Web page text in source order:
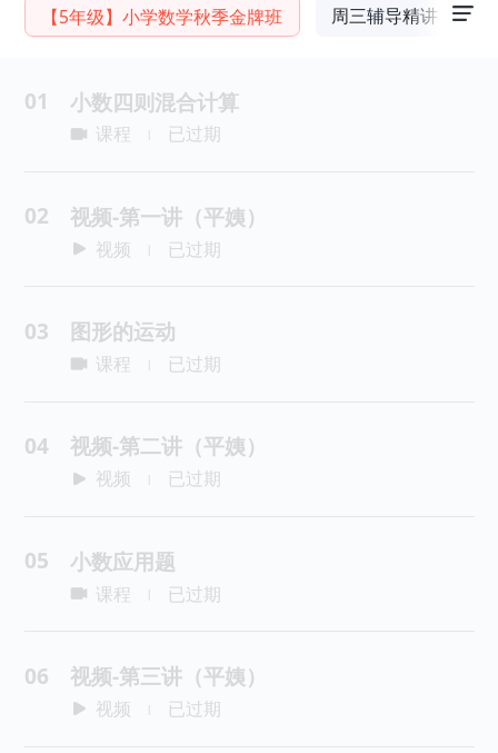
【5年级】小学数学秋季金牌班 周三辅导精讲
01 小数四则混合计算
课程 已过期
02 视频-第一讲（平姨）
视频 已过期
03 图形的运动
课程 已过期
04 视频-第二讲（平姨）
视频 已过期
05 小数应用题
课程 已过期
06 视频-第三讲（平姨）
视频 已过期